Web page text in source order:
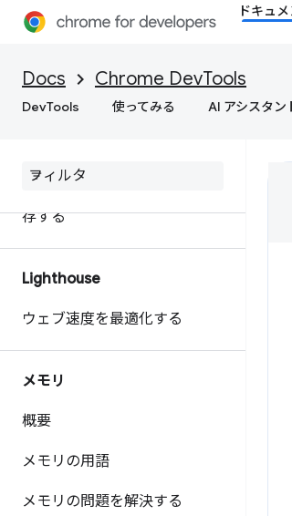
ドキュ
Docs Chrome DevTools
DevTools 使ってみる AI アシスタン
extensibility API を使用してパ
マイズする
ウェブサイトのパフォーマンス
存する
Lighthouse
ウェブ速度を最適化する
メモリ
概要
メモリの用語
メモリの問題を解決する